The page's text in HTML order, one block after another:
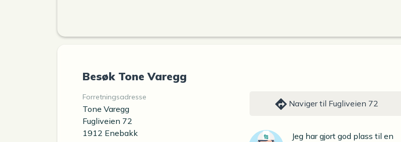
Besøk Tone Varegg
Forretningsadresse
Tone Varegg
Fugliveien 72
1912 Enebakk
Naviger til Fugliveien 72
Jeg har gjort god plass til en